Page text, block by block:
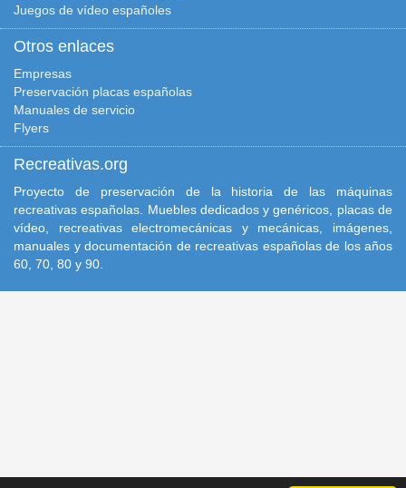
Juegos de vídeo españoles
Otros enlaces
Empresas
Preservación placas españolas
Manuales de servicio
Flyers
Recreativas.org
Proyecto de preservación de la historia de las máquinas
recreativas españolas. Muebles dedicados y genéricos, placas de
vídeo, recreativas electromecánicas y mecánicas, imágenes,
manuales y documentación de recreativas españolas de los años
60, 70, 80 y 90.